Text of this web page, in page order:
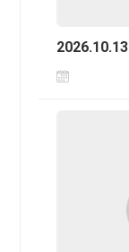
2026.10.13